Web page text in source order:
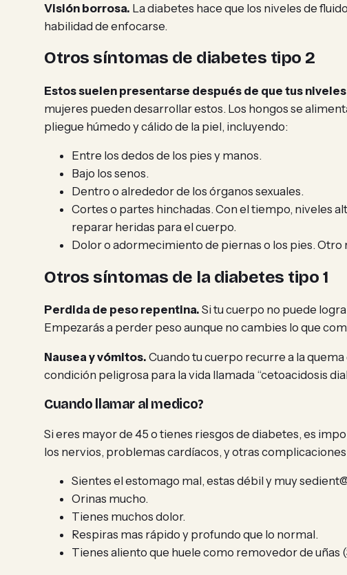
Visión borrosa. La diabetes hace que los niveles de
habilidad de enfocarse.
Otros síntomas de diabetes tipo 2
Estos suelen presentarse después de que tus
mujeres pueden desarrollar estos. Los hongos se
pliegue húmedo y cálido de la piel, incluyendo:
Entre los dedos de los pies y manos.
Bajo los senos.
Dentro o alrededor de los órganos sexuales.
Cortes o partes hinchadas. Con el tiempo, niveles
reparar heridas para el cuerpo.
Dolor o adormecimiento de piernas o los pies. Otro
Otros síntomas de la diabetes tipo 1
Perdida de peso repentina. Si tu cuerpo no puede
Empezarás a perder peso aunque no cambies lo que
Nausea y vómitos. Cuando tu cuerpo recurre a la
condición peligrosa para la vida llamada “cetoacidosis
Cuando llamar al medico?
Si eres mayor de 45 o tienes riesgos de diabetes, es
los nervios, problemas cardíacos, y otras
Sientes el estomago mal, estas débil y muy
Orinas mucho.
Tienes muchos dolor.
Respiras mas rápido y profundo que lo normal.
Tienes aliento que huele como removedor de uñas